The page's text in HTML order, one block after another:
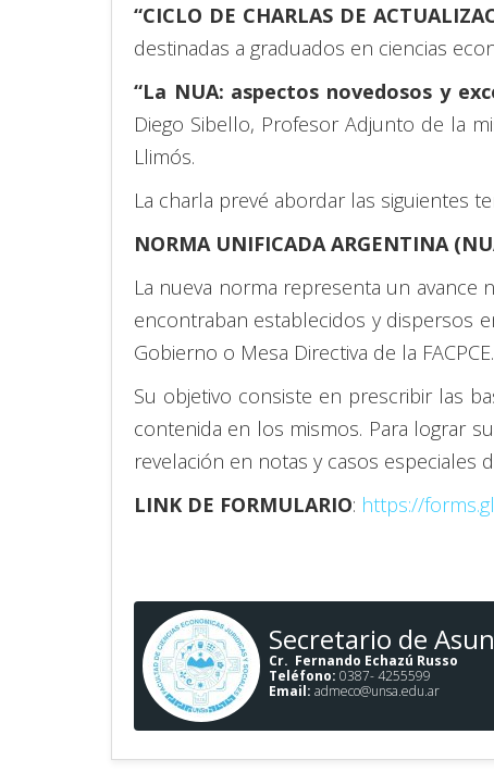
“CICLO DE CHARLAS DE
destinadas a graduados en ciencias
“La NUA: aspectos novedosos y
Diego Sibello, Profesor Adjunto de la
Llimós.
La charla prevé abordar las siguientes
NORMA UNIFICADA ARGENTINA
La nueva norma representa un avance
encontraban establecidos y dispersos
Gobierno o Mesa Directiva de la FACPCE.
Su objetivo consiste en prescribir las
contenida en los mismos. Para lograr
revelación en notas y casos
LINK DE FORMULARIO: https://
Secretario de
Cr. Fernando Echazú Russo
Teléfono: 0387- 4255599
Email: admeco@unsa.edu.ar